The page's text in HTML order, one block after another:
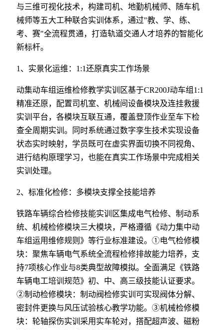
与三维可视化技术，构建司机、地勤机械师、随车机
械师等五大工种联合实训体系，通过"教、学、练、
考、赛"全流程贯通，打造轨道交通人才培养的智能化
新标杆。
1、实景化运维：1:1还原真实工作场景
动集动车组运维检修教学实训区基于CR200J动车组1:1
精准还原，配置司机室、机械间设备模块及连挂救援
实训平台，各模块互联互通，覆盖登顶作业至车下检
查全周期实训。同时系统通过数字孪生技术实现设备
状态实时映射，学员既可在虚实界面切换不同视角、
进行结构原理学习，也能在真实工作场景中完成相关
实训处理。
2、标准化检修：多模块支撑全技能培养
铁路车辆综合检修技能实训区集成电气检修、制动系
统、机械检修模块三大模块，严格遵循《动力集中动
车组运用维修规则》等行业标准建设。①电气检修模
块：聚焦车辆电气系统全流程检修排故能力培养，支
持7项核心作业与8类典型故障模拟。全面满足《铁路
车辆电工培训规范》初、中、高三级技能认证要求。
②制动检修模块：制动阀检修实训可实现阀体分解、
密封件更换与风压试验核心教学功能。③机械检修模
块：轮轴探伤实训采用实车轮对，搭配超声波、磁粉